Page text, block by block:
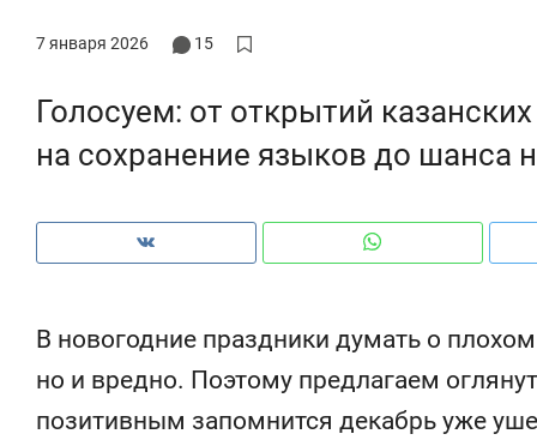
7 января 2026 15
Голосуем: от открытий
на сохранение языков до шанса
В новогодние праздники думать о
но и вредно. Поэтому предлагаем
позитивным запомнится декабрь уже
Рекомендуем
150 камер до квартиры и Face
ID вместо ключа: какой будет
безопасность в ЖК «Нова»
Рекомендуем
Опыт
природе,
с